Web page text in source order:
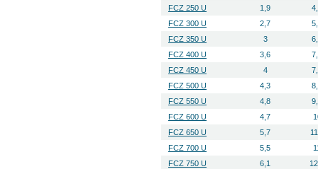
FCZ 250 U
1,9
FCZ 300 U
2,7
FCZ 350 U
3
FCZ 400 U
3,6
FCZ 450 U
4
FCZ 500 U
4,3
FCZ 550 U
4,8
FCZ 600 U
4,7
FCZ 650 U
5,7
FCZ 700 U
5,5
FCZ 750 U
6,1